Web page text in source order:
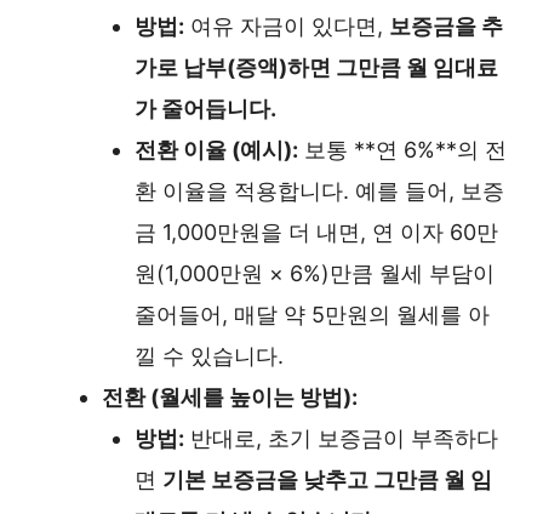
방법: 여유 자금이 있다면, 보증금을 추
가로 납부(증액)하면 그만큼 월 임대료
가 줄어듭니다.
전환 이율 (예시): 보통 **연 6%**의 전
환 이율을 적용합니다. 예를 들어, 보증
금 1,000만원을 더 내면, 연 이자 60만
원(1,000만원 × 6%)만큼 월세 부담이
줄어들어, 매달 약 5만원의 월세를 아
낄 수 있습니다.
전환 (월세를 높이는 방법):
방법: 반대로, 초기 보증금이 부족하다
면 기본 보증금을 낮추고 그만큼 월 임